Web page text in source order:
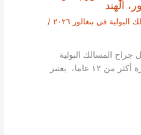
الهند
في بنغالور ٢٠٢٦
/
المسالك البولية
والبروستات في بنغالور. مع خبرة أكثر من ١٢ عاما، يعتبر